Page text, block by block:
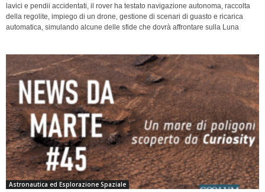
lavici e pendii accidentati, il rover ha testato navigazione autonoma, raccolta
della regolite, impiego di un drone, gestione di scenari di guasto e ricarica
automatica, simulando alcune delle sfide che dovrà affrontare sulla Luna
Astronautica ed Esplorazione Spaziale